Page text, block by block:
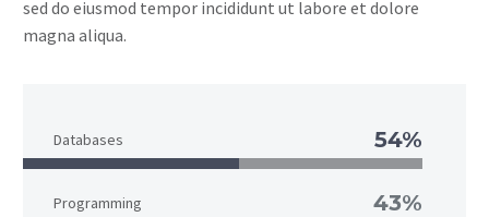
sed do eiusmod tempor incididunt ut labore et dolore
magna aliqua.
Databases 54%
Programming 43%